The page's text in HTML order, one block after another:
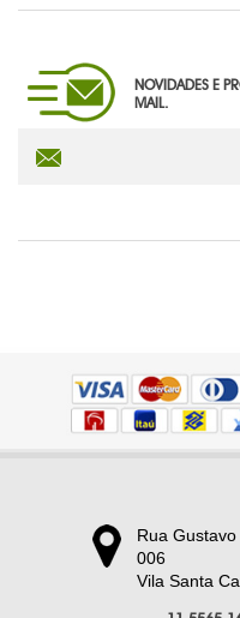
LINHA MASCULINA
RISQUE RABISQUE
SACOLA TNT
NOVIDADES E
MAIL.
Rua
006
Vila Santa